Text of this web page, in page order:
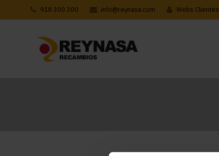
918 300 300 info@reynasa.com Webs Clientes